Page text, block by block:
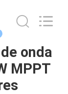
onda
MPPT